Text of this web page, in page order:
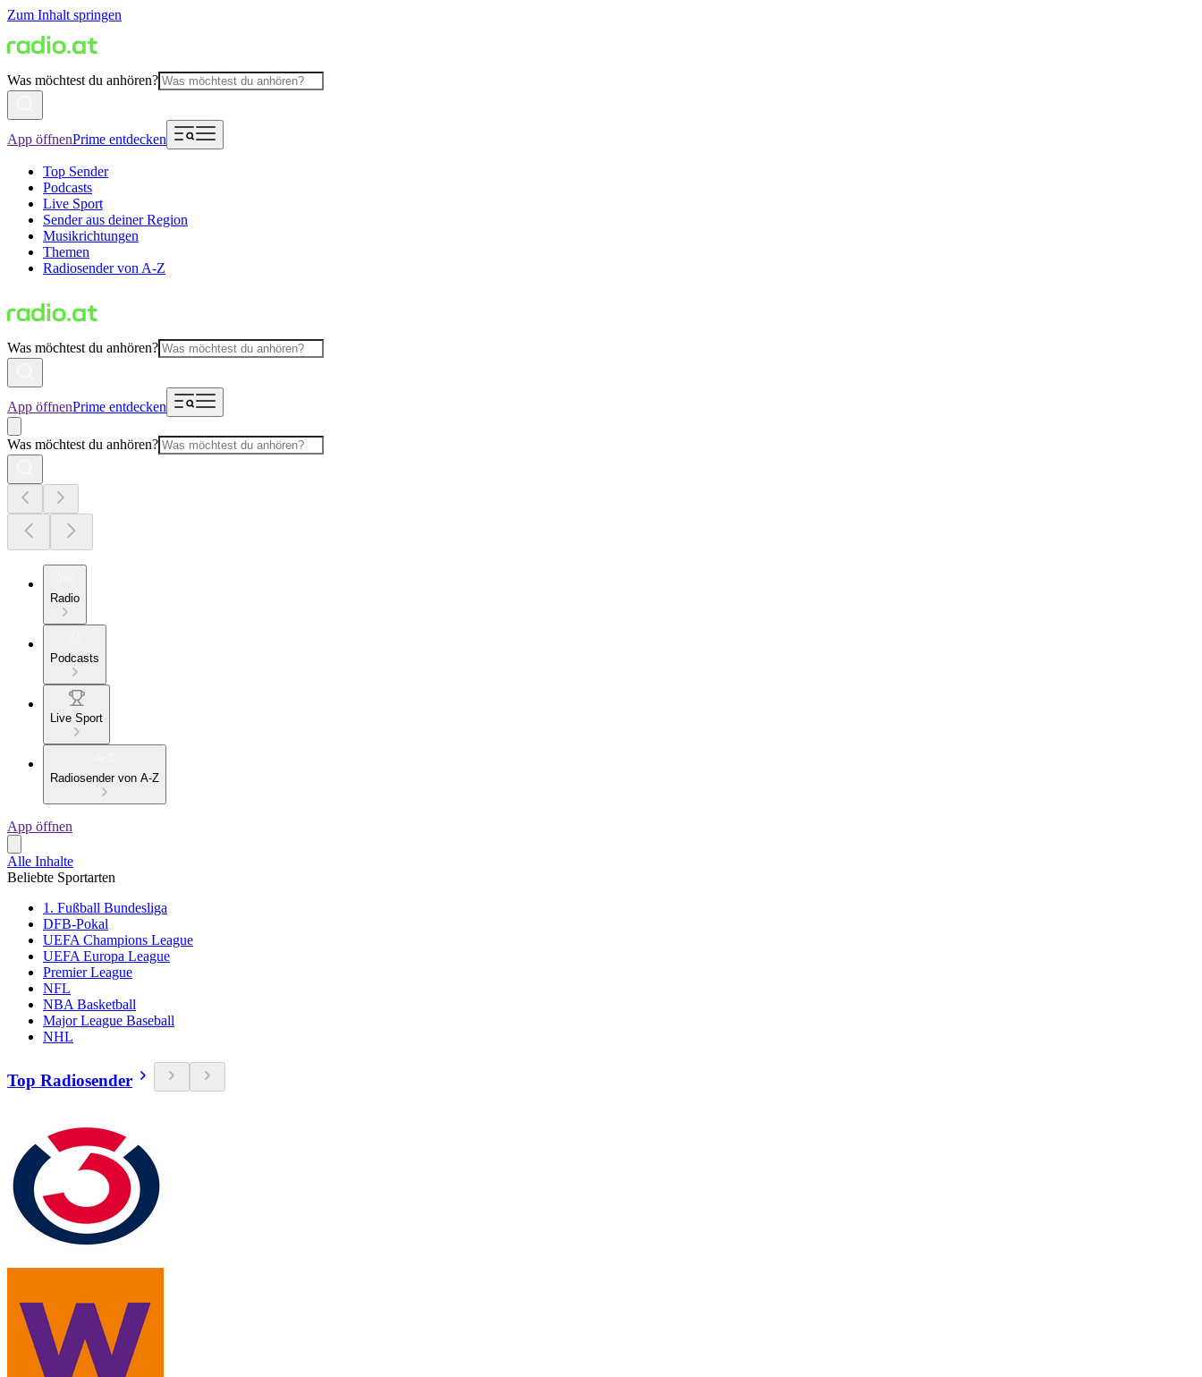
Zum Inhalt springen
Was möchtest du anhören?
App öffnenPrime entdecken
Top Sender
Podcasts
Live Sport
Sender aus deiner Region
Musikrichtungen
Themen
Radiosender von A-Z
Was möchtest du anhören?
App öffnenPrime entdecken
Was möchtest du anhören?
Radio
Podcasts
Live Sport
Radiosender von A-Z
App öffnen
Alle Inhalte
Beliebte Sportarten
1. Fußball Bundesliga
DFB-Pokal
UEFA Champions League
UEFA Europa League
Premier League
NFL
NBA Basketball
Major League Baseball
NHL
Top Radiosender